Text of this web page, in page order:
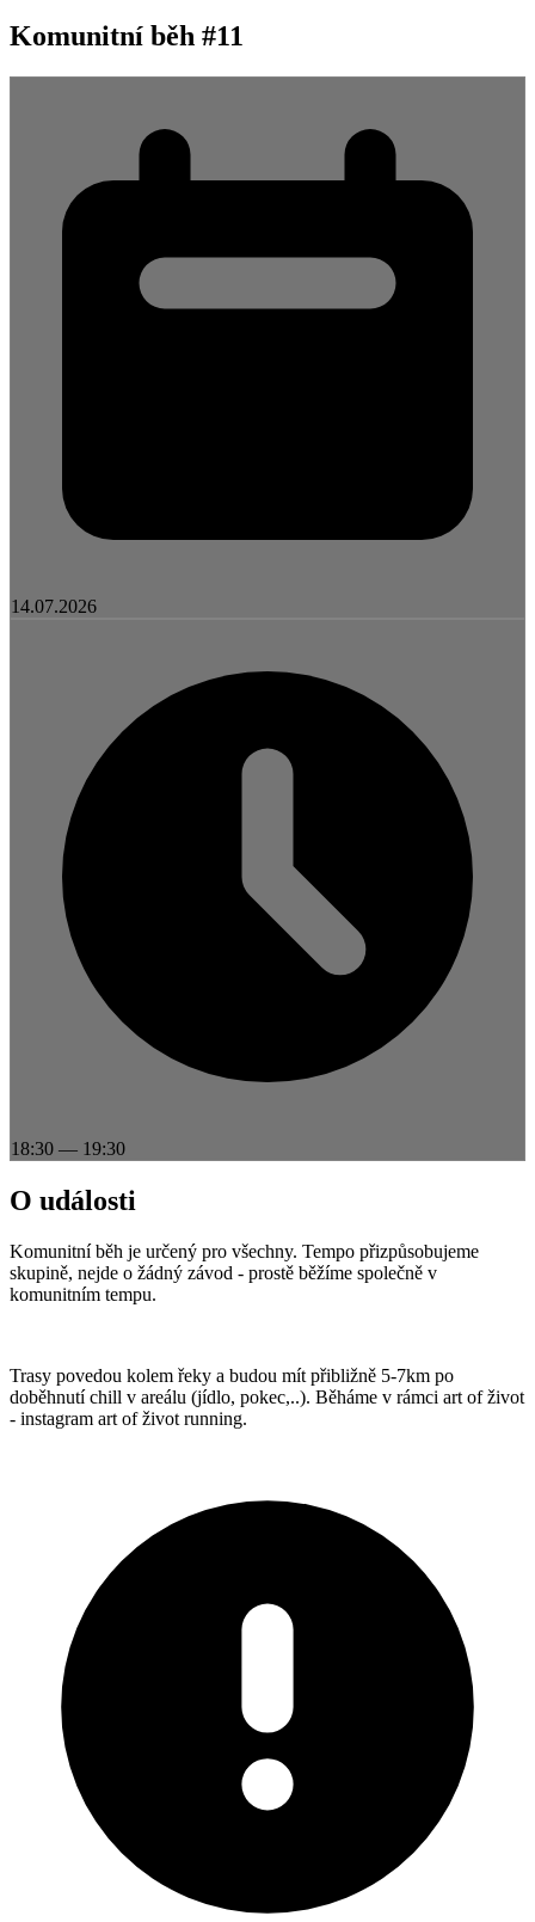
Komunitní běh #11
14.07.2026
18:30 — 19:30
O události
Komunitní běh je určený pro všechny. Tempo přizpůsobujeme
skupině, nejde o žádný závod - prostě běžíme společně v
komunitním tempu.
Trasy povedou kolem řeky a budou mít přibližně 5-7km po
doběhnutí chill v areálu (jídlo, pokec,..). Běháme v rámci art of život
- instagram art of život running.